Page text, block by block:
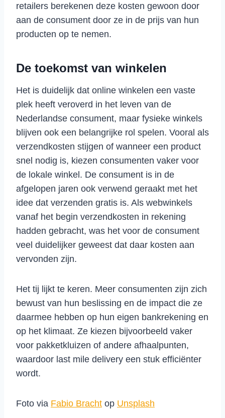
retailers berekenen deze kosten gewoon door
aan de consument door ze in de prijs van hun
producten op te nemen.
De toekomst van winkelen
Het is duidelijk dat online winkelen een vaste
plek heeft veroverd in het leven van de
Nederlandse consument, maar fysieke winkels
blijven ook een belangrijke rol spelen. Vooral als
verzendkosten stijgen of wanneer een product
snel nodig is, kiezen consumenten vaker voor
de lokale winkel. De consument is in de
afgelopen jaren ook verwend geraakt met het
idee dat verzenden gratis is. Als webwinkels
vanaf het begin verzendkosten in rekening
hadden gebracht, was het voor de consument
veel duidelijker geweest dat daar kosten aan
vervonden zijn.
Het tij lijkt te keren. Meer consumenten zijn zich
bewust van hun beslissing en de impact die ze
daarmee hebben op hun eigen bankrekening en
op het klimaat. Ze kiezen bijvoorbeeld vaker
voor pakketkluizen of andere afhaalpunten,
waardoor last mile delivery een stuk efficiënter
wordt.
Foto via Fabio Bracht op Unsplash